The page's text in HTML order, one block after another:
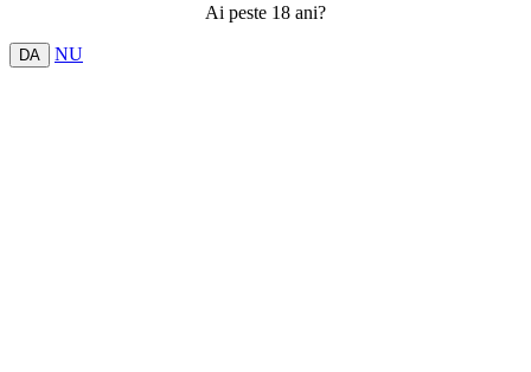
Ai peste 18 ani?
DA NU